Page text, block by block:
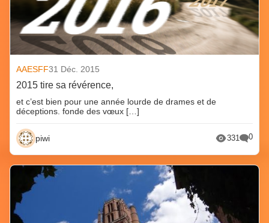
AAESFF31 Déc. 2015
2015 tire sa révérence,
et c’est bien pour une année lourde de drames et de
déceptions. fonde des vœux […]
piwi 331 0